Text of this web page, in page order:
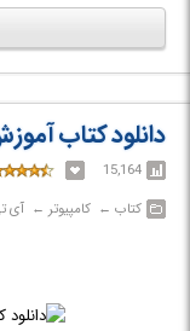
دانلود کتاب
15,164
کتاب‎ ← ‏ کامپیوتر‎ ← ‏ آی تی | گوناگون , وب